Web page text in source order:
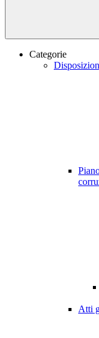
Categorie
Atti